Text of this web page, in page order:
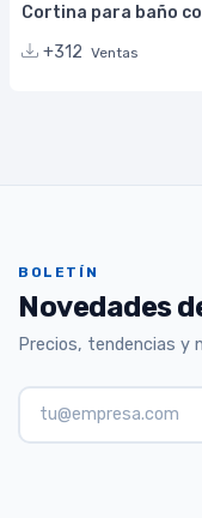
Cortina para baño
+312 Ventas
BOLETÍN
Novedades
Precios, tendencias y